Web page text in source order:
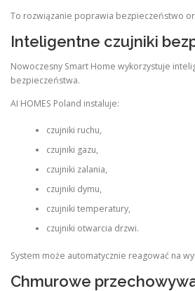
To rozwiązanie poprawia bezpieczeństwo
Inteligentne czujniki
Nowoczesny Smart Home wykorzystuje
bezpieczeństwa.
AI HOMES Poland instaluje:
czujniki ruchu,
czujniki gazu,
czujniki zalania,
czujniki dymu,
czujniki temperatury,
czujniki otwarcia drzwi.
System może automatycznie reagować na
Chmurowe